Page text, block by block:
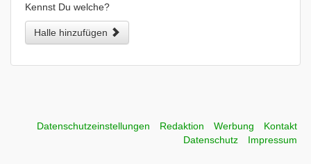
Kennst Du welche?
Halle hinzufügen
Datenschutzeinstellungen Redaktion Werbung
Kontakt
Datenschutz
Impressum